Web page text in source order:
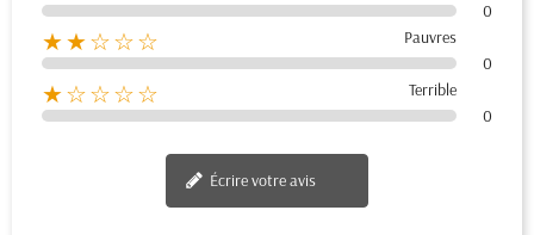
0
★★☆☆☆
Pauvres
0
★☆☆☆☆
Terrible
0
Écrire votre avis